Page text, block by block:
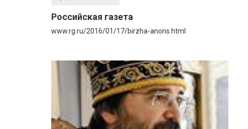
Российская газета
www.rg.ru/2016/01/17/birzha-anons.html